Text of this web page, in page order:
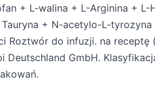
+ L-walina + L-Arginina + L-
+ N-acetylo-L-
Roztwór do infuzji. na receptę
GmbH.